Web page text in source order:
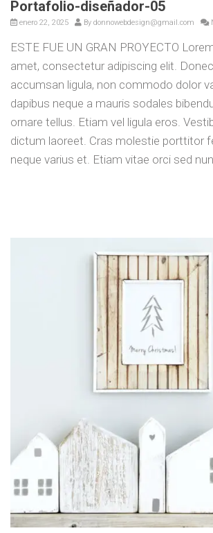
Portafolio-diseñador-05
enero 22, 2025 By donnowebdesign@gmail.com
ESTE FUE UN GRAN PROYECTO
amet, consectetur adipiscing elit.
accumsan ligula, non commodo dolor
dapibus neque a mauris sodales
ornare tellus. Etiam vel ligula eros.
dictum laoreet. Cras molestie porttitor
neque varius et. Etiam vitae orci sed